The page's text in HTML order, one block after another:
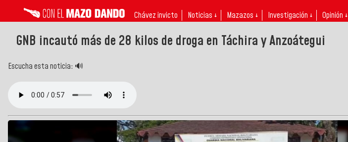
Chávez invicto Noticias ↓ Mazazos ↓ Investigación ↓ Opinión ↓
GNB incautó más de 28 kilos de droga en Táchira y Anzoátegui
Escucha esta noticia: 🔊